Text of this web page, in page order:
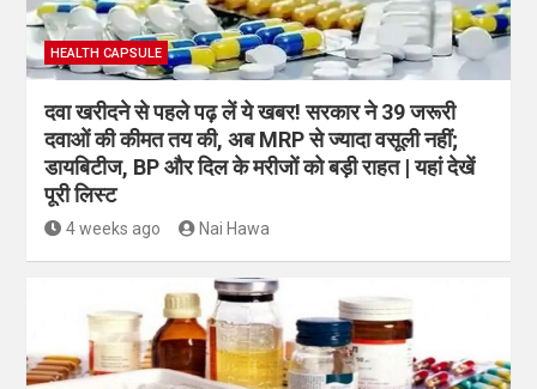
HEALTH CAPSULE
दवा खरीदने से पहले पढ़ लें ये खबर! सरकार ने 39 जरूरी
दवाओं की कीमत तय की, अब MRP से ज्यादा वसूली नहीं;
डायबिटीज, BP और दिल के मरीजों को बड़ी राहत | यहां देखें
पूरी लिस्ट
4 weeks ago Nai Hawa